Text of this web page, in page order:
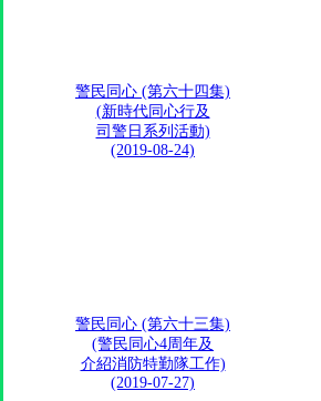
警民同心 (第六十四集)
(新時代同心行及
司警日系列活動)
(2019-08-24)
警民同心 (第六十三集)
(警民同心4周年及
介紹消防特勤隊工作)
(2019-07-27)